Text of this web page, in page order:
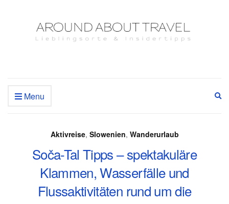
Menu
Aktivreise, Slowenien, Wanderurlaub
Soča-Tal Tipps – spektakuläre
Klammen, Wasserfälle und
Flussaktivitäten rund um die